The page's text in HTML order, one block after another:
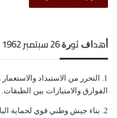
ﺃﻫﺪﺍﻑ ﺛﻮﺭﺓ 26 ﺳﺒﺘﻤﺒﺮ 1962 الخالدة
ﺍﻟﺘﺤﺮﺭ ﻣﻦ ﺍﻻﺳﺘﺒﺪﺍﺩ
ﺍﻟﻔﻮﺍﺭﻕ ﻭﺍﻻﻣﺘﻴﺎﺯﺍﺕ ﺑﻴﻦ ﺍﻟﻄﺒﻘﺎﺕ.
ﺑﻨﺎﺀ ﺟﻴﺶ ﻭﻃﻨﻲ ﻗﻮﻱ ﻟﺤﻤﺎﻳﺔ